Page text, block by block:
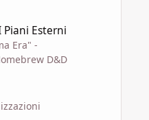
Piani Esterni
Era" -
D&D